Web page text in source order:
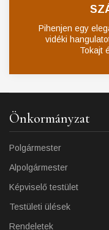
Pihenjen egy
vidéki
Tokajt
Önkormányzat
Polgármester
Alpolgármester
Képviselő testület
Testületi ülések
Rendeletek